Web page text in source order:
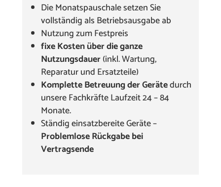
Die Monatspauschale setzen Sie
vollständig als Betriebsausgabe ab
Nutzung zum Festpreis
fixe Kosten über die ganze
Nutzungsdauer(inkl. Wartung,
Reparatur und Ersatzteile)
Komplette Betreuung der Gerätedurch
unsere Fachkräfte Laufzeit 24 – 84
Monate.
Ständig einsatzbereite Geräte –
Problemlose Rückgabe bei
Vertragsende